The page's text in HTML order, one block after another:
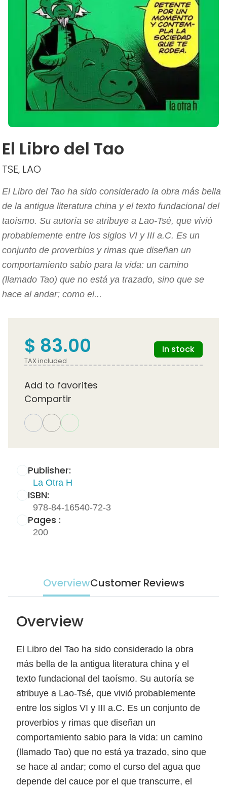
El Libro del Tao
TSE, LAO
El Libro del Tao ha sido considerado la obra más bella
de la antigua literatura china y el texto fundacional del
taoísmo. Su autoría se atribuye a Lao-Tsé, que vivió
probablemente entre los siglos VI y III a.C. Es un
conjunto de proverbios y rimas que diseñan un
comportamiento sabio para la vida: un camino
(llamado Tao) que no está ya trazado, sino que se
hace al andar; como el...
Publisher:
La Otra H
ISBN:
978-84-16540-72-3
Pages :
200
$ 83.00
TAX included
In stock
Add to favorites
Compartir
OverviewCustomer Reviews
Overview
El Libro del Tao ha sido considerado la obra
más bella de la antigua literatura china y el
texto fundacional del taoísmo. Su autoría se
atribuye a Lao-Tsé, que vivió probablemente
entre los siglos VI y III a.C. Es un conjunto de
proverbios y rimas que diseñan un
comportamiento sabio para la vida: un camino
(llamado Tao) que no está ya trazado, sino que
se hace al andar; como el curso del agua que
depende del cauce por el que transcurre, el